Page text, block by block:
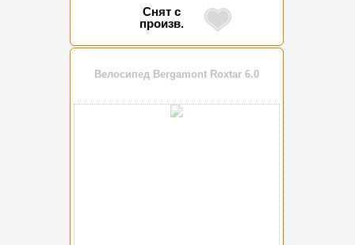
Снят с
произв.
Велосипед Bergamont Roxtar 6.0